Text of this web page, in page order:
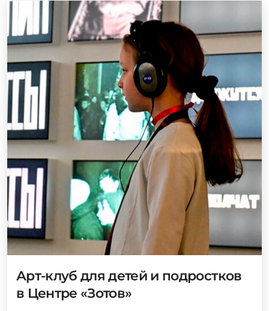
Арт-клуб для детей и подростков
в Центре «Зотов»